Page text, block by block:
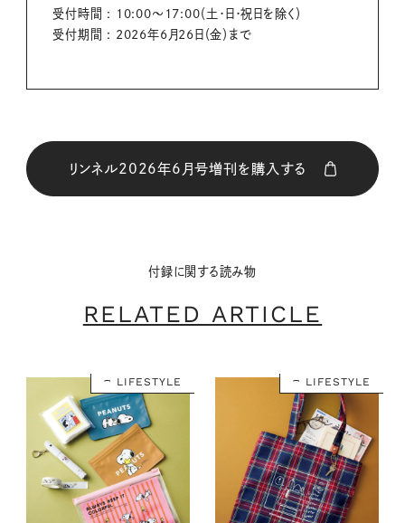
受付時間 : 10:00～17:00（土・日・祝日を除く）
受付期間 : 2026年6月26日（金）まで
リンネル2026年6月号増刊を購入する
付録に関する読み物
RELATED ARTICLE
LIFESTYLE LIFESTYLE